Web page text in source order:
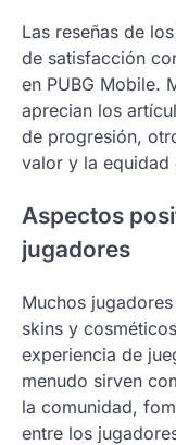
Las reseñas de
de satisfacción
en PUBG Mobile.
aprecian los
de progresión,
valor y la equidad
Aspectos
jugadores
Muchos
skins y
experiencia de
menudo sirven
la comunidad,
entre los